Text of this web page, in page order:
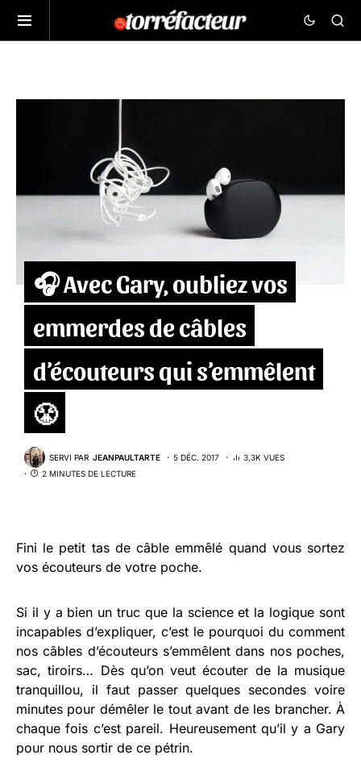
🎧 Avec Gary, oubliez vos
emmerdes de câbles
d’écouteurs qui s’emmêlent
😤
SERVI PAR JEANPAULTARTE 5 DÉC. 2017
3,3K VUES
2 MINUTES DE LECTURE
Fini le petit tas de câble emmêlé quand vous sortez
vos écouteurs de votre poche.
Si il y a bien un truc que la science et la logique sont
incapables d’expliquer, c’est le pourquoi du comment
nos câbles d’écouteurs s’emmêlent dans nos poches,
sac, tiroirs… Dès qu’on veut écouter de la musique
tranquillou, il faut passer quelques secondes voire
minutes pour démêler le tout avant de les brancher. À
chaque fois c’est pareil. Heureusement qu’il y a Gary
pour nous sortir de ce pétrin.